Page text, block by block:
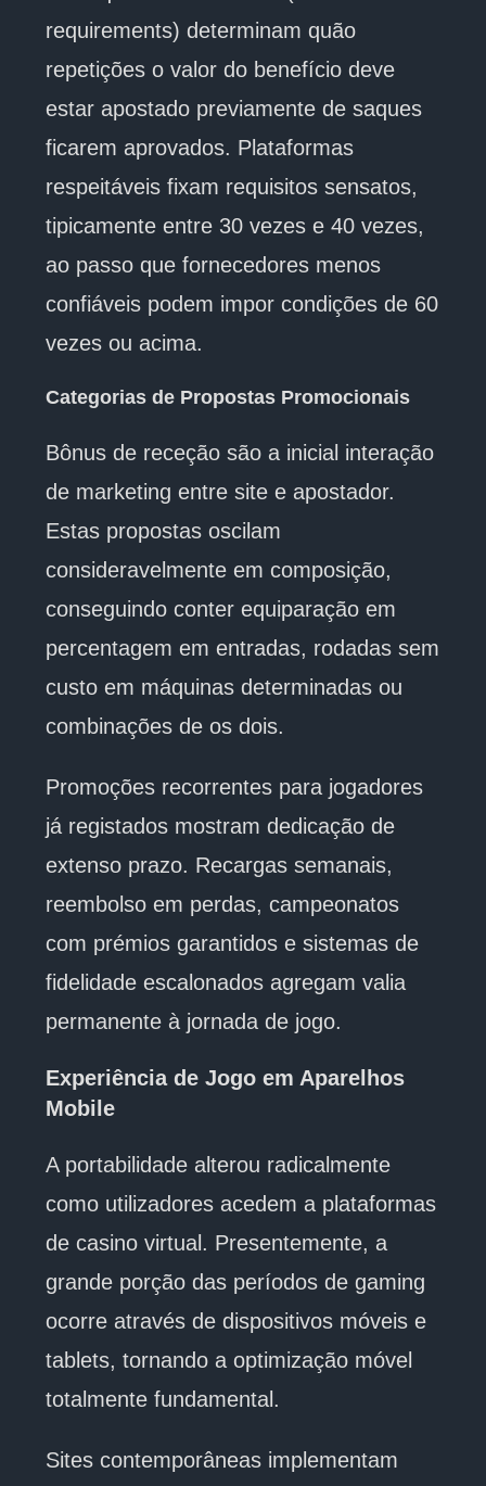
requirements) determinam quão
repetições o valor do benefício deve
estar apostado previamente de saques
ficarem aprovados. Plataformas
respeitáveis fixam requisitos sensatos,
tipicamente entre 30 vezes e 40 vezes,
ao passo que fornecedores menos
confiáveis podem impor condições de 60
vezes ou acima.
Categorias de Propostas Promocionais
Bônus de receção são a inicial interação
de marketing entre site e apostador.
Estas propostas oscilam
consideravelmente em composição,
conseguindo conter equiparação em
percentagem em entradas, rodadas sem
custo em máquinas determinadas ou
combinações de os dois.
Promoções recorrentes para jogadores
já registados mostram dedicação de
extenso prazo. Recargas semanais,
reembolso em perdas, campeonatos
com prémios garantidos e sistemas de
fidelidade escalonados agregam valia
permanente à jornada de jogo.
Experiência de Jogo em Aparelhos
Mobile
A portabilidade alterou radicalmente
como utilizadores acedem a plataformas
de casino virtual. Presentemente, a
grande porção das períodos de gaming
ocorre através de dispositivos móveis e
tablets, tornando a optimização móvel
totalmente fundamental.
Sites contemporâneas implementam